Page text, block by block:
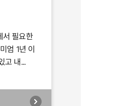
서 필요한
엄 1년 이
고 내...